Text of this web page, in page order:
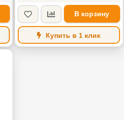
В корзину
Купить в 1 клик